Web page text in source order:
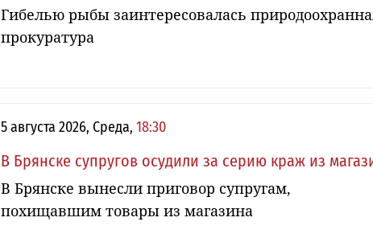
Гибелью рыбы заинтересовалась
прокуратура
5 августа 2026, Среда, 18:30
В Брянске супругов осудили за серию краж из
В Брянске вынесли приговор супругам,
похищавшим товары из магазина